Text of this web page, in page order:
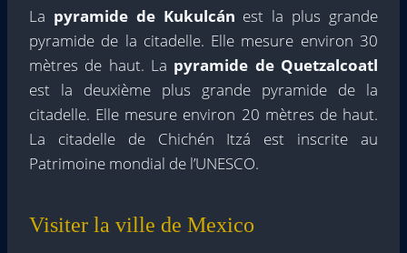
La pyramide de Kukulcán est la plus grande
pyramide de la citadelle. Elle mesure environ 30
mètres de haut. La pyramide de Quetzalcoatl
est la deuxième plus grande pyramide de la
citadelle. Elle mesure environ 20 mètres de haut.
La citadelle de Chichén Itzá est inscrite au
Patrimoine mondial de l’UNESCO.
Visiter la ville de Mexico